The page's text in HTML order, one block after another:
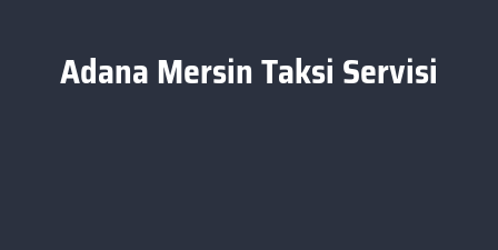
Adana Mersin Taksi Servisi